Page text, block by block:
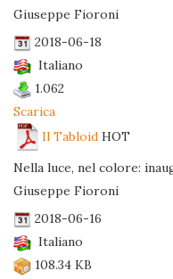
Giuseppe Fioroni
2018-06-18
Italiano
1.062
Scarica
Il Tabloid HOT
Nella luce, nel colore:
Giuseppe Fioroni
2018-06-16
Italiano
108.34 KB